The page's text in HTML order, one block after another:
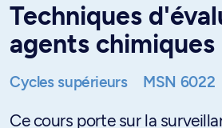
Techniques
agents chimiques
Cycles supérieurs MSN 6022
Ce cours porte sur la